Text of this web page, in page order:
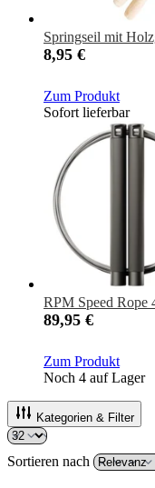
Springseil mit
8,95 €
Zum Produkt
Sofort lieferbar
RPM Speed Rope
89,95 €
Zum Produkt
Noch 4 auf Lager
Kategorien & Filter
Sortieren nach